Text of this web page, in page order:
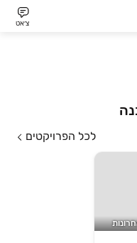
צ׳אט
לכל הפרויקטים